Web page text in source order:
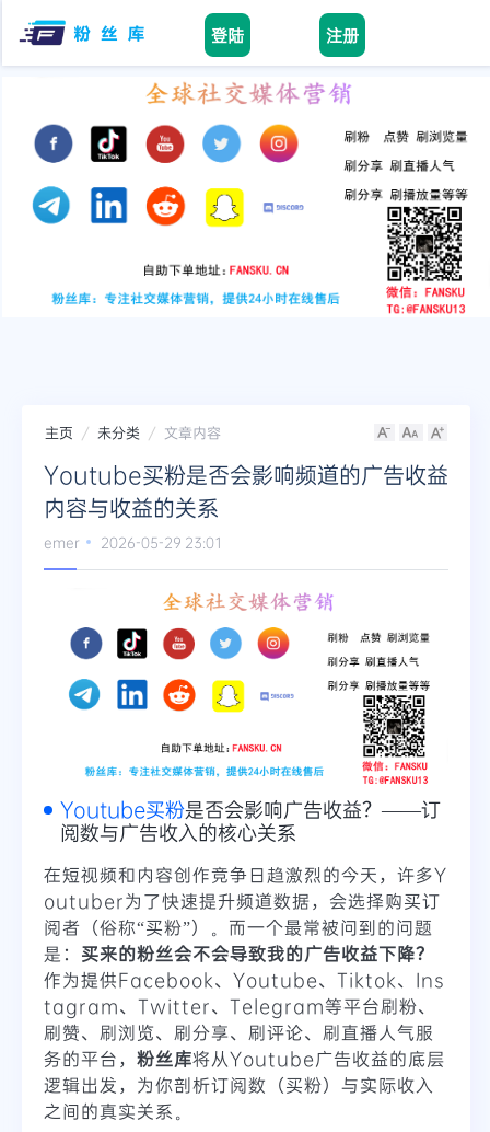
登陆 注册
Home
facebook
youtube
instagram
twitter
主页 未分类 文章内容
Youtube买粉是否会影响频道的广告收益
内容与收益的关系
emer 2026-05-29 23:01
Youtube买粉是否会影响广告收益？——订
阅数与广告收入的核心关系
在短视频和内容创作竞争日趋激烈的今天，许多Y
outuber为了快速提升频道数据，会选择购买订
阅者（俗称“买粉”）。而一个最常被问到的问题
是： 买来的粉丝会不会导致我的广告收益下降？
作为提供Facebook、Youtube、Tiktok、Ins
tagram、Twitter、Telegram等平台刷粉、
刷赞、刷浏览、刷分享、刷评论、刷直播人气服
务的平台， 粉丝库将从Youtube广告收益的底层
逻辑出发，为你剖析订阅数（买粉）与实际收入
之间的真实关系。